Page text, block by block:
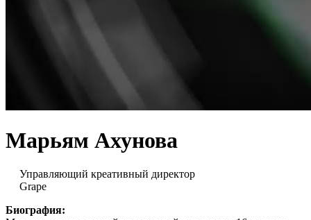
Марьям Ахунова
Управляющий креативный директор
Grape
Биография: